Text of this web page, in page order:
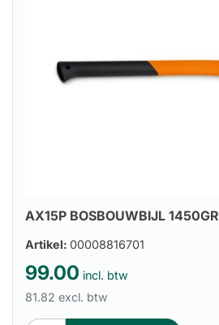
AX15P BOSBOUWBIJL 1450GR
Artikel: 00008816701
99.00 incl. btw
81.82 excl. btw